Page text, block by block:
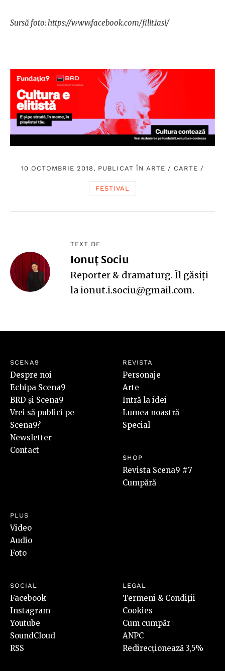
Sursă foto: https://www.facebook.com/filit.iasi/
10 OCTOMBRIE 2018, PUBLICAT ÎN ARTE / CARTE /
FESTIVAL
TEXT DE
Ionuț Sociu
Reporter & dramaturg. Îl găsiți
la ionut.i.sociu@gmail.com.
SCENA9
Despre noi
Echipa Scena9
BRD și Scena9
Vrei să publici pe
Scena9?
Newsletter
Contact
REVISTA
Personaje
Arte
Intră la idei
Lumea noastră
Special
SHOP
Revista Scena9 #7
Cumpără
PLUS
Video
Audio
Foto
SOCIAL
Facebook
Instagram
Youtube
SoundCloud
RSS
LEGAL
Termeni & Condiții
Cookies
Cum cumpăr
ANPC
Redirecționează 3,5%